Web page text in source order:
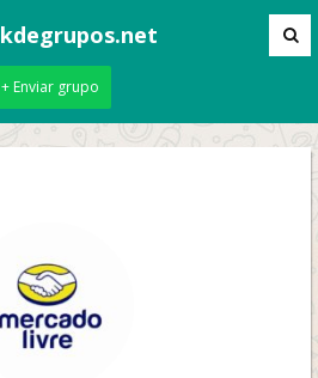
+ Enviar grupo